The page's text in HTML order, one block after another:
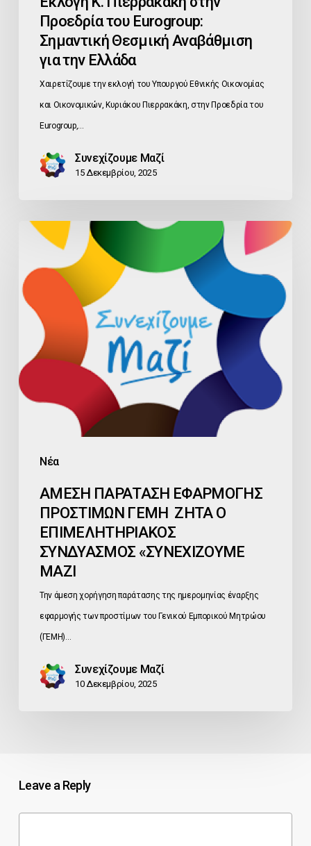
ΕλλάδαΠροεδρία του Eurogroup:
Σημαντική Θεσμική Αναβάθμιση
για την Ελλάδα
Χαιρετίζουμε την εκλογή του Υπουργού Εθνικής Οικονομίας
και Οικονομικών, Κυριάκου Πιερρακάκη, στην Προεδρία του
Eurogroup,…
Συνεχίζουμε Μαζί
15 Δεκεμβρίου, 2025
Νέα
ΑΜΕΣΗ
ΠΑΡΑΤΑΣΗ
ΕΦΑΡΜΟΓΗΣ
ΠΡΟΣΤΙΜΩΝ
ΓΕΜΗ
ΖΗΤΑ
ΕΠΙΜΕΛΗΤΗΡΙΑΚΟΣ
ΣΥΝΔΥΑΣΜΟΣ
«ΣΥΝΕΧΙΖΟΥΜΕ
ΑΜΕΣΗ ΠΑΡΑΤΑΣΗ ΕΦΑΡΜΟΓΗΣ
ΠΡΟΣΤΙΜΩΝ ΓΕΜΗ ΖΗΤΑ Ο
ΕΠΙΜΕΛΗΤΗΡΙΑΚΟΣ
ΣΥΝΔΥΑΣΜΟΣ «ΣΥΝΕΧΙΖΟΥΜΕ
ΜΑΖΙ
Την άμεση χορήγηση παράτασης της ημερομηνίας έναρξης
εφαρμογής των προστίμων του Γενικού Εμπορικού Μητρώου
(ΓΕΜΗ)…
Συνεχίζουμε Μαζί
10 Δεκεμβρίου, 2025
Leave a Reply